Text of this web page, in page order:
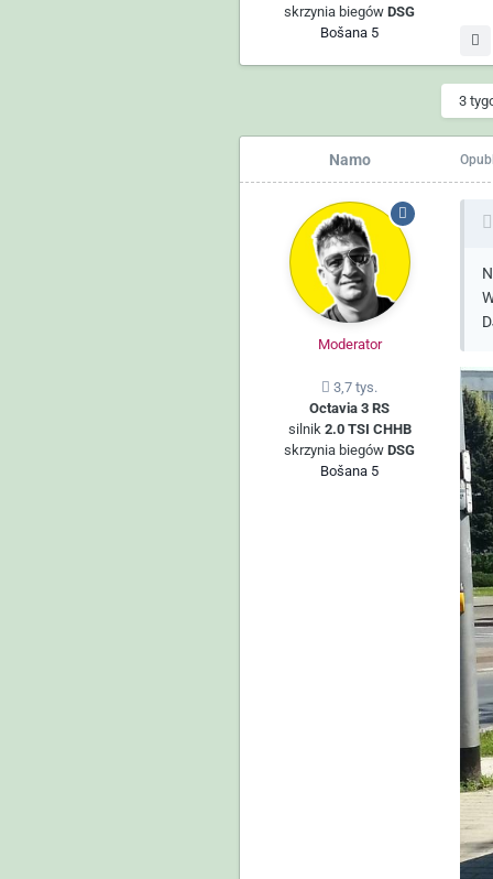
skrzynia biegówDSG
Bošana 5
3
Namo
Moderator
3,7 tys.
Octavia 3 RS
silnik 2.0 TSI CHHB
skrzynia biegówDSG
Bošana 5